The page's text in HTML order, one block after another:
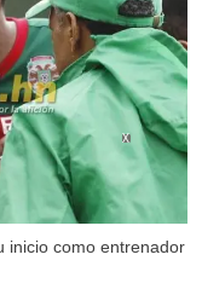
inicio como entrenador
X